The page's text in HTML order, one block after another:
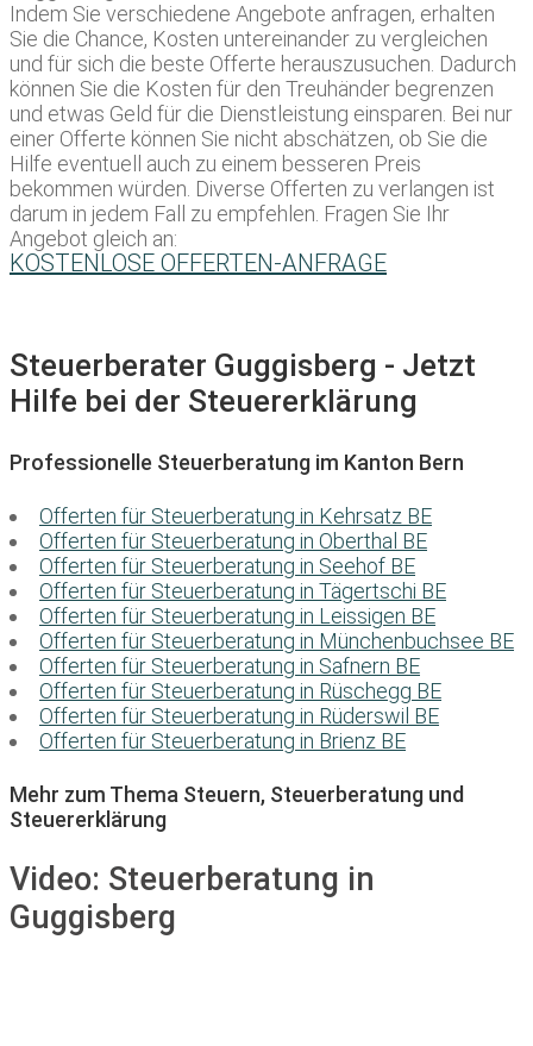
Indem Sie verschiedene Angebote anfragen, erhalten
Sie die Chance, Kosten untereinander zu vergleichen
und für sich die beste Offerte herauszusuchen. Dadurch
können Sie die Kosten für den Treuhänder begrenzen
und etwas Geld für die Dienstleistung einsparen. Bei nur
einer Offerte können Sie nicht abschätzen, ob Sie die
Hilfe eventuell auch zu einem besseren Preis
bekommen würden. Diverse Offerten zu verlangen ist
darum in jedem Fall zu empfehlen. Fragen Sie Ihr
Angebot gleich an:
KOSTENLOSE OFFERTEN-ANFRAGE
Steuerberater Guggisberg - Jetzt
Hilfe bei der Steuererklärung
Professionelle Steuerberatung im Kanton Bern
Offerten für Steuerberatung in Kehrsatz BE
Offerten für Steuerberatung in Oberthal BE
Offerten für Steuerberatung in Seehof BE
Offerten für Steuerberatung in Tägertschi BE
Offerten für Steuerberatung in Leissigen BE
Offerten für Steuerberatung in Münchenbuchsee BE
Offerten für Steuerberatung in Safnern BE
Offerten für Steuerberatung in Rüschegg BE
Offerten für Steuerberatung in Rüderswil BE
Offerten für Steuerberatung in Brienz BE
Mehr zum Thema Steuern, Steuerberatung und
Steuererklärung
Video: Steuerberatung in
Guggisberg